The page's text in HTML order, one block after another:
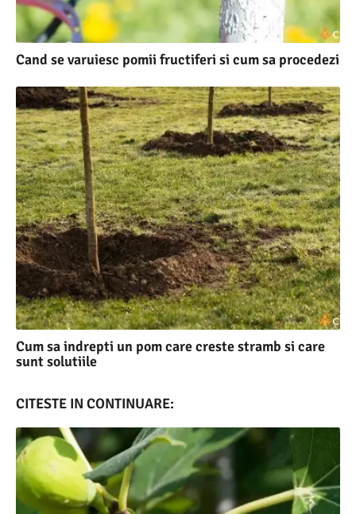
Cand se varuiesc pomii fructiferi si cum sa procedezi
Cum sa indrepti un pom care creste stramb si care
sunt solutiile
CITESTE IN CONTINUARE: